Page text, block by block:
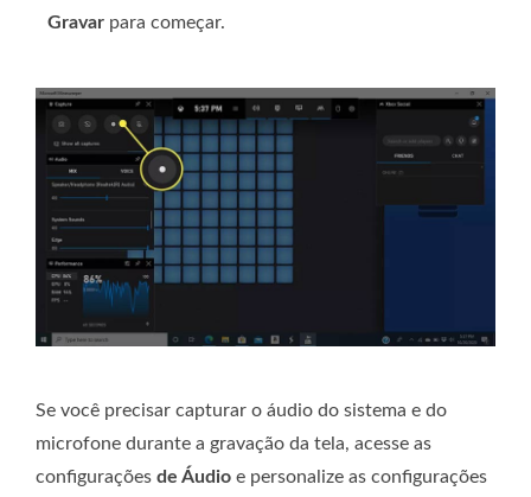
Gravar para começar.
Se você precisar capturar o áudio do sistema e do
microfone durante a gravação da tela, acesse as
configurações de Áudio e personalize as configurações